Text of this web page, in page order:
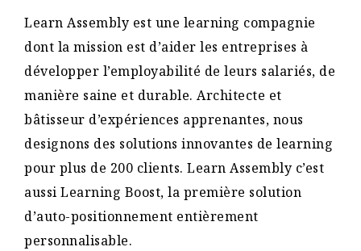
Learn Assembly est une learning compagnie
dont la mission est d’aider les entreprises à
développer l’employabilité de leurs salariés, de
manière saine et durable. Architecte et
bâtisseur d’expériences apprenantes, nous
designons des solutions innovantes de learning
pour plus de 200 clients. Learn Assembly c’est
aussi Learning Boost, la première solution
d’auto-positionnement entièrement
personnalisable.